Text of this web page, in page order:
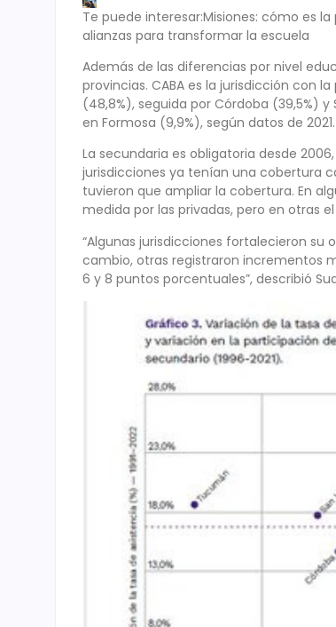
Te puede interesar:Misiones: cómo es
alianzas para transformar la escuela
Además de las diferencias por nivel
provincias. CABA es la jurisdicción con
(48,8%), seguida por Córdoba (39,5%)
en Formosa (9,9%), según datos de 2021.
La secundaria es obligatoria desde
jurisdicciones ya tenían una cobertura
tuvieron que ampliar la cobertura. En
medida por las privadas, pero en otras
“Algunas jurisdicciones fortalecieron
cambio, otras registraron incrementos
6 y 8 puntos porcentuales”, describió